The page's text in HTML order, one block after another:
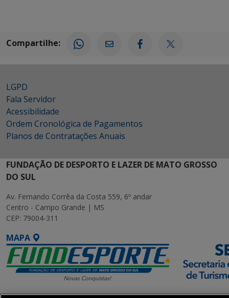
Compartilhe:
LGPD
Fala Servidor
Acessibilidade
Ordem Cronológica de Pagamentos
Planos de Contratações Anuais
FUNDAÇÃO DE DESPORTO E LAZER DE MATO GROSSO
DO SUL
Av. Fernando Corrêa da Costa 559, 6º andar
Centro - Campo Grande | MS
CEP: 79004-311
MAPA